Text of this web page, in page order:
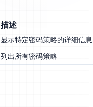
描述
显示特定密码策略的详细信息
列出所有密码策略